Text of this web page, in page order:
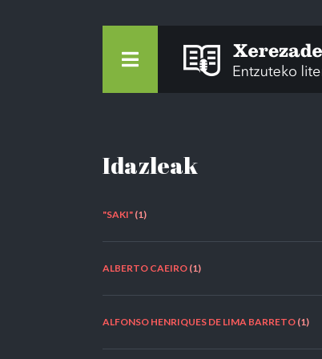
Idazleak
"SAKI" (1)
ALBERTO CAEIRO (1)
ALFONSO HENRIQUES DE LIMA BARRETO (1)